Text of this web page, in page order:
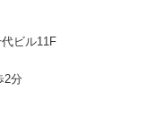
ビル11F
2分